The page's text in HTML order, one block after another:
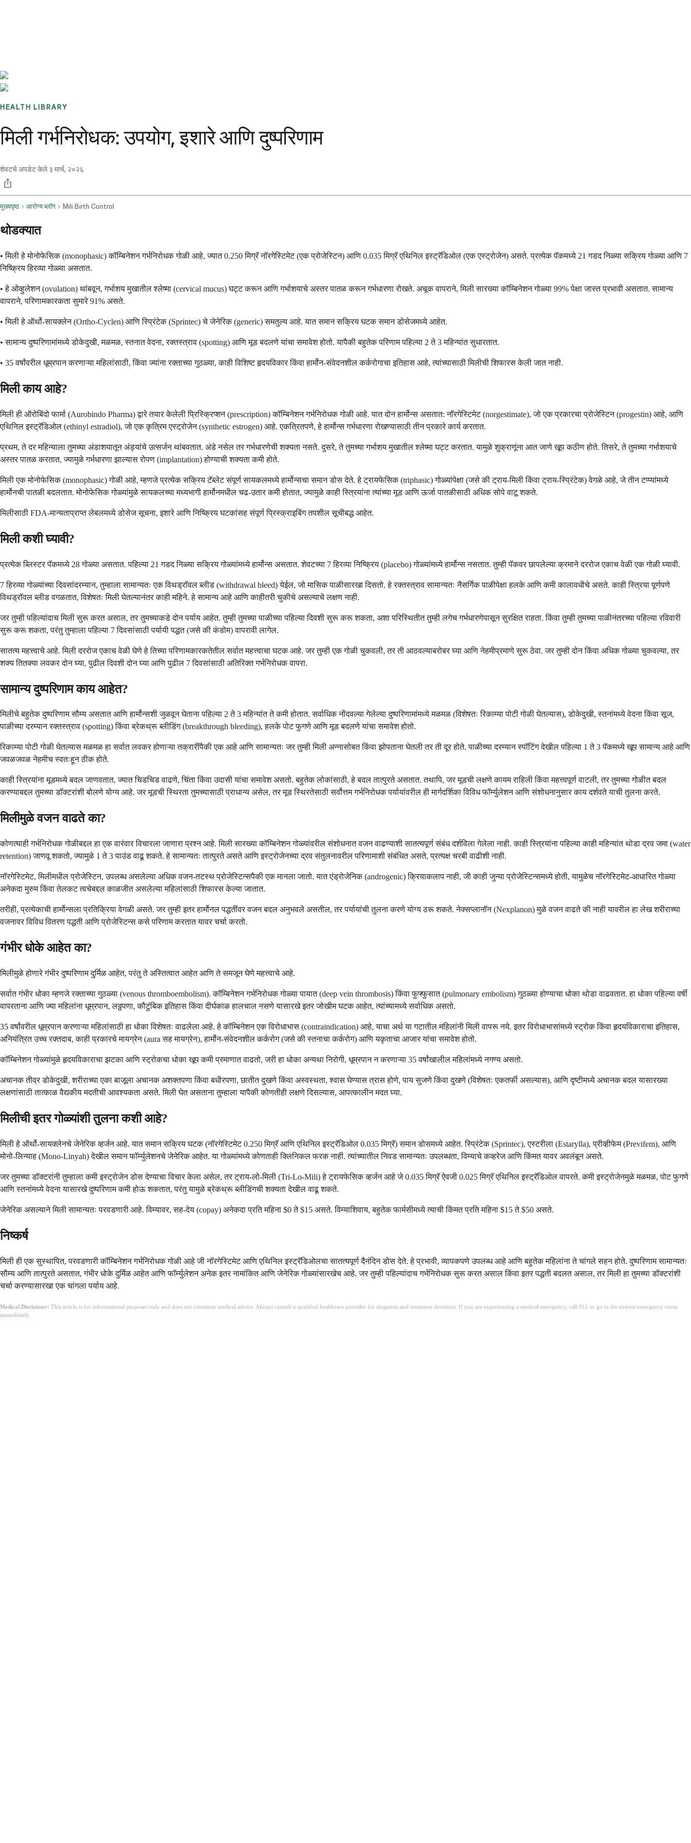
HEALTH LIBRARY
मिली गर्भनिरोधक: उपयोग, इशारे आणि दुष्परिणाम
शेवटचे अपडेट केले ३ मार्च, २०२६
मुख्यपृष्ठ आरोग्य ब्लॉग Mili Birth Control
थोडक्यात
• मिली हे मोनोफेसिक (monophasic) कॉम्बिनेशन गर्भनिरोधक गोळी आहे, ज्यात 0.250 मिग्रॅ नॉरगेस्टिमेट (एक प्रोजेस्टिन) आणि 0.035 मिग्रॅ एथिनिल इस्ट्रॅडिओल (एक एस्ट्रोजेन) असते. प्रत्येक पॅकमध्ये 21 गडद निळ्या सक्रिय गोळ्या आणि 7
निष्क्रिय हिरव्या गोळ्या असतात.
• हे ओव्हुलेशन (ovulation) थांबवून, गर्भाशय मुखातील श्लेष्मा (cervical mucus) घट्ट करून आणि गर्भाशयाचे अस्तर पातळ करून गर्भधारणा रोखते. अचूक वापराने, मिली सारख्या कॉम्बिनेशन गोळ्या 99% पेक्षा जास्त प्रभावी असतात. सामान्य
वापराने, परिणामकारकता सुमारे 91% असते.
• मिली हे ऑर्थो-सायक्लेन (Ortho-Cyclen) आणि स्प्रिंटेक (Sprintec) चे जेनेरिक (generic) समतुल्य आहे. यात समान सक्रिय घटक समान डोसेजमध्ये आहेत.
• सामान्य दुष्परिणामांमध्ये डोकेदुखी, मळमळ, स्तनात वेदना, रक्तस्त्राव (spotting) आणि मूड बदलणे यांचा समावेश होतो. यापैकी बहुतेक परिणाम पहिल्या 2 ते 3 महिन्यांत सुधारतात.
• 35 वर्षांवरील धूम्रपान करणाऱ्या महिलांसाठी, किंवा ज्यांना रक्ताच्या गुठळ्या, काही विशिष्ट हृदयविकार किंवा हार्मोन-संवेदनशील कर्करोगाचा इतिहास आहे, त्यांच्यासाठी मिलीची शिफारस केली जात नाही.
मिली काय आहे?
मिली ही ऑरोबिंदो फार्मा (Aurobindo Pharma) द्वारे तयार केलेली प्रिस्क्रिप्शन (prescription) कॉम्बिनेशन गर्भनिरोधक गोळी आहे. यात दोन हार्मोन्स असतात: नॉरगेस्टिमेट (norgestimate), जो एक प्रकारचा प्रोजेस्टिन (progestin) आहे, आणि
एथिनिल इस्ट्रॅडिओल (ethinyl estradiol), जो एक कृत्रिम एस्ट्रोजेन (synthetic estrogen) आहे. एकत्रितपणे, हे हार्मोन्स गर्भधारणा रोखण्यासाठी तीन प्रकारे कार्य करतात.
प्रथम, ते दर महिन्याला तुमच्या अंडाशयातून अंड्यांचे उत्सर्जन थांबवतात. अंडे नसेल तर गर्भधारणेची शक्यता नसते. दुसरे, ते तुमच्या गर्भाशय मुखातील श्लेष्मा घट्ट करतात. यामुळे शुक्राणूंना आत जाणे खूप कठीण होते. तिसरे, ते तुमच्या गर्भाशयाचे
अस्तर पातळ करतात, ज्यामुळे गर्भधारणा झाल्यास रोपण (implantation) होण्याची शक्यता कमी होते.
मिली एक मोनोफेसिक (monophasic) गोळी आहे, म्हणजे प्रत्येक सक्रिय टॅब्लेट संपूर्ण सायकलमध्ये हार्मोन्सचा समान डोस देते. हे ट्रायफेसिक (triphasic) गोळ्यांपेक्षा (जसे की ट्राय-मिली किंवा ट्राय-स्प्रिंटेक) वेगळे आहे, जे तीन टप्प्यांमध्ये
हार्मोनची पातळी बदलतात. मोनोफेसिक गोळ्यांमुळे सायकलच्या मध्यभागी हार्मोनमधील चढ-उतार कमी होतात, ज्यामुळे काही स्त्रियांना त्यांच्या मूड आणि ऊर्जा पातळीसाठी अधिक सोपे वाटू शकते.
मिलीसाठी FDA-मान्यताप्राप्त लेबलमध्ये डोसेज सूचना, इशारे आणि निष्क्रिय घटकांसह संपूर्ण प्रिस्क्राइबिंग तपशील सूचीबद्ध आहेत.
मिली कशी घ्यावी?
प्रत्येक ब्लिस्टर पॅकमध्ये 28 गोळ्या असतात. पहिल्या 21 गडद निळ्या सक्रिय गोळ्यांमध्ये हार्मोन्स असतात. शेवटच्या 7 हिरव्या निष्क्रिय (placebo) गोळ्यांमध्ये हार्मोन्स नसतात. तुम्ही पॅकवर छापलेल्या क्रमाने दररोज एकाच वेळी एक गोळी घ्यावी.
7 हिरव्या गोळ्यांच्या दिवसांदरम्यान, तुम्हाला सामान्यतः एक विथड्रॉवल ब्लीड (withdrawal bleed) येईल, जो मासिक पाळीसारखा दिसतो. हे रक्तस्त्राव सामान्यतः नैसर्गिक पाळीपेक्षा हलके आणि कमी कालावधीचे असते. काही स्त्रिया पूर्णपणे
विथड्रॉवल ब्लीड वगळतात, विशेषतः मिली घेतल्यानंतर काही महिने. हे सामान्य आहे आणि काहीतरी चुकीचे असल्याचे लक्षण नाही.
जर तुम्ही पहिल्यांदाच मिली सुरू करत असाल, तर तुमच्याकडे दोन पर्याय आहेत. तुम्ही तुमच्या पाळीच्या पहिल्या दिवशी सुरू करू शकता, अशा परिस्थितीत तुम्ही लगेच गर्भधारणेपासून सुरक्षित राहता. किंवा तुम्ही तुमच्या पाळीनंतरच्या पहिल्या रविवारी
सुरू करू शकता, परंतु तुम्हाला पहिल्या 7 दिवसांसाठी पर्यायी पद्धत (जसे की कंडोम) वापरावी लागेल.
सातत्य महत्त्वाचे आहे. मिली दररोज एकाच वेळी घेणे हे तिच्या परिणामकारकतेतील सर्वात महत्त्वाचा घटक आहे. जर तुम्ही एक गोळी चुकवली, तर ती आठवल्याबरोबर घ्या आणि नेहमीप्रमाणे सुरू ठेवा. जर तुम्ही दोन किंवा अधिक गोळ्या चुकवल्या, तर
शक्य तितक्या लवकर दोन घ्या, पुढील दिवशी दोन घ्या आणि पुढील 7 दिवसांसाठी अतिरिक्त गर्भनिरोधक वापरा.
सामान्य दुष्परिणाम काय आहेत?
मिलीचे बहुतेक दुष्परिणाम सौम्य असतात आणि हार्मोन्सशी जुळवून घेताना पहिल्या 2 ते 3 महिन्यांत ते कमी होतात. सर्वाधिक नोंदवल्या गेलेल्या दुष्परिणामांमध्ये मळमळ (विशेषतः रिकाम्या पोटी गोळी घेतल्यास), डोकेदुखी, स्तनांमध्ये वेदना किंवा सूज,
पाळीच्या दरम्यान रक्तस्त्राव (spotting) किंवा ब्रेकथ्रू ब्लीडिंग (breakthrough bleeding), हलके पोट फुगणे आणि मूड बदलणे यांचा समावेश होतो.
रिकाम्या पोटी गोळी घेतल्यास मळमळ हा सर्वात लवकर होणाऱ्या तक्रारींपैकी एक आहे आणि सामान्यतः जर तुम्ही मिली अन्नासोबत किंवा झोपताना घेतली तर ती दूर होते. पाळीच्या दरम्यान स्पॉटिंग देखील पहिल्या 1 ते 3 पॅकमध्ये खूप सामान्य आहे आणि
जवळजवळ नेहमीच स्वतःहून ठीक होते.
काही स्त्रियांना मूडमध्ये बदल जाणवतात, ज्यात चिडचिड वाढणे, चिंता किंवा उदासी यांचा समावेश असतो. बहुतेक लोकांसाठी, हे बदल तात्पुरते असतात. तथापि, जर मूडची लक्षणे कायम राहिली किंवा महत्त्वपूर्ण वाटली, तर तुमच्या गोळीत बदल
करण्याबद्दल तुमच्या डॉक्टरांशी बोलणे योग्य आहे. जर मूडची स्थिरता तुमच्यासाठी प्राधान्य असेल, तर मूड स्थिरतेसाठी सर्वोत्तम गर्भनिरोधक पर्यायांवरील ही मार्गदर्शिका विविध फॉर्म्युलेशन आणि संशोधनानुसार काय दर्शवते याची तुलना करते.
मिलीमुळे वजन वाढते का?
कोणत्याही गर्भनिरोधक गोळीबद्दल हा एक वारंवार विचारला जाणारा प्रश्न आहे. मिली सारख्या कॉम्बिनेशन गोळ्यांवरील संशोधनात वजन वाढण्याशी सातत्यपूर्ण संबंध दर्शविला गेलेला नाही. काही स्त्रियांना पहिल्या काही महिन्यांत थोडा द्रव जमा (water
retention) जाणवू शकतो, ज्यामुळे 1 ते 3 पाउंड वाढू शकते. हे सामान्यतः तात्पुरते असते आणि इस्ट्रोजेनच्या द्रव संतुलनावरील परिणामाशी संबंधित असते, प्रत्यक्ष चरबी वाढीशी नाही.
नॉरगेस्टिमेट, मिलीमधील प्रोजेस्टिन, उपलब्ध असलेल्या अधिक वजन-तटस्थ प्रोजेस्टिन्सपैकी एक मानला जातो. यात एंड्रोजेनिक (androgenic) क्रियाकलाप नाही, जी काही जुन्या प्रोजेस्टिन्समध्ये होती, यामुळेच नॉरगेस्टिमेट-आधारित गोळ्या
अनेकदा मुरुम किंवा तेलकट त्वचेबद्दल काळजीत असलेल्या महिलांसाठी शिफारस केल्या जातात.
तरीही, प्रत्येकाची हार्मोन्सला प्रतिक्रिया वेगळी असते. जर तुम्ही इतर हार्मोनल पद्धतींवर वजन बदल अनुभवले असतील, तर पर्यायांची तुलना करणे योग्य ठरू शकते. नेक्सप्लानॉन (Nexplanon) मुळे वजन वाढते की नाही यावरील हा लेख शरीराच्या
वजनावर विविध वितरण पद्धती आणि प्रोजेस्टिन्स कसे परिणाम करतात यावर चर्चा करतो.
गंभीर धोके आहेत का?
मिलीमुळे होणारे गंभीर दुष्परिणाम दुर्मिळ आहेत, परंतु ते अस्तित्वात आहेत आणि ते समजून घेणे महत्त्वाचे आहे.
सर्वात गंभीर धोका म्हणजे रक्ताच्या गुठळ्या (venous thromboembolism). कॉम्बिनेशन गर्भनिरोधक गोळ्या पायात (deep vein thrombosis) किंवा फुफ्फुसात (pulmonary embolism) गुठळ्या होण्याचा धोका थोडा वाढवतात. हा धोका पहिल्या वर्षी
वापरताना आणि ज्या महिलांना धूम्रपान, लठ्ठपणा, कौटुंबिक इतिहास किंवा दीर्घकाळ हालचाल नसणे यासारखे इतर जोखीम घटक आहेत, त्यांच्यामध्ये सर्वाधिक असतो.
35 वर्षांवरील धूम्रपान करणाऱ्या महिलांसाठी हा धोका विशेषतः वाढलेला आहे. हे कॉम्बिनेशन एक विरोधाभास (contraindication) आहे, याचा अर्थ या गटातील महिलांनी मिली वापरू नये. इतर विरोधाभासांमध्ये स्ट्रोक किंवा हृदयविकाराचा इतिहास,
अनियंत्रित उच्च रक्तदाब, काही प्रकारचे मायग्रेन (aura सह मायग्रेन), हार्मोन-संवेदनशील कर्करोग (जसे की स्तनाचा कर्करोग) आणि यकृताचा आजार यांचा समावेश होतो.
कॉम्बिनेशन गोळ्यांमुळे हृदयविकाराचा झटका आणि स्ट्रोकचा धोका खूप कमी प्रमाणात वाढतो, जरी हा धोका अन्यथा निरोगी, धूम्रपान न करणाऱ्या 35 वर्षांखालील महिलांमध्ये नगण्य असतो.
अचानक तीव्र डोकेदुखी, शरीराच्या एका बाजूला अचानक अशक्तपणा किंवा बधीरपणा, छातीत दुखणे किंवा अस्वस्थता, श्वास घेण्यास त्रास होणे, पाय सुजणे किंवा दुखणे (विशेषतः एकतर्फी असल्यास), आणि दृष्टीमध्ये अचानक बदल यासारख्या
लक्षणांसाठी तात्काळ वैद्यकीय मदतीची आवश्यकता असते. मिली घेत असताना तुम्हाला यापैकी कोणतीही लक्षणे दिसल्यास, आपत्कालीन मदत घ्या.
मिलीची इतर गोळ्यांशी तुलना कशी आहे?
मिली हे ऑर्थो-सायक्लेनचे जेनेरिक व्हर्जन आहे. यात समान सक्रिय घटक (नॉरगेस्टिमेट 0.250 मिग्रॅ आणि एथिनिल इस्ट्रॅडिओल 0.035 मिग्रॅ) समान डोसमध्ये आहेत. स्प्रिंटेक (Sprintec), एस्टरीला (Estarylla), प्रीव्हीफेम (Previfem), आणि
मोनो-लिन्याह (Mono-Linyah) देखील समान फॉर्म्युलेशनचे जेनेरिक आहेत. या गोळ्यांमध्ये कोणताही क्लिनिकल फरक नाही. त्यांच्यातील निवड सामान्यतः उपलब्धता, विम्याचे कव्हरेज आणि किंमत यावर अवलंबून असते.
जर तुमच्या डॉक्टरांनी तुम्हाला कमी इस्ट्रोजेन डोस देण्याचा विचार केला असेल, तर ट्राय-लो-मिली (Tri-Lo-Mili) हे ट्रायफेसिक व्हर्जन आहे जे 0.035 मिग्रॅ ऐवजी 0.025 मिग्रॅ एथिनिल इस्ट्रॅडिओल वापरते. कमी इस्ट्रोजेनमुळे मळमळ, पोट फुगणे
आणि स्तनांमध्ये वेदना यासारखे दुष्परिणाम कमी होऊ शकतात, परंतु यामुळे ब्रेकथ्रू ब्लीडिंगची शक्यता देखील वाढू शकते.
जेनेरिक असल्याने मिली सामान्यतः परवडणारी आहे. विम्यावर, सह-देय (copay) अनेकदा प्रति महिना $0 ते $15 असते. विम्याशिवाय, बहुतेक फार्मसीमध्ये त्याची किंमत प्रति महिना $15 ते $50 असते.
निष्कर्ष
मिली ही एक सुस्थापित, परवडणारी कॉम्बिनेशन गर्भनिरोधक गोळी आहे जी नॉरगेस्टिमेट आणि एथिनिल इस्ट्रॅडिओलचा सातत्यपूर्ण दैनंदिन डोस देते. हे प्रभावी, व्यापकपणे उपलब्ध आहे आणि बहुतेक महिलांना ते चांगले सहन होते. दुष्परिणाम सामान्यतः
सौम्य आणि तात्पुरते असतात, गंभीर धोके दुर्मिळ आहेत आणि फॉर्म्युलेशन अनेक इतर नामांकित आणि जेनेरिक गोळ्यांसारखेच आहे. जर तुम्ही पहिल्यांदाच गर्भनिरोधक सुरू करत असाल किंवा इतर पद्धती बदलत असाल, तर मिली हा तुमच्या डॉक्टरांशी
चर्चा करण्यासारखा एक चांगला पर्याय आहे.
Medical Disclaimer: This article is for informational purposes only and does not constitute medical advice. Always consult a qualified healthcare provider for diagnosis and treatment decisions. If you are experiencing a medical emergency, call 911 or go to the nearest emergency room
immediately.